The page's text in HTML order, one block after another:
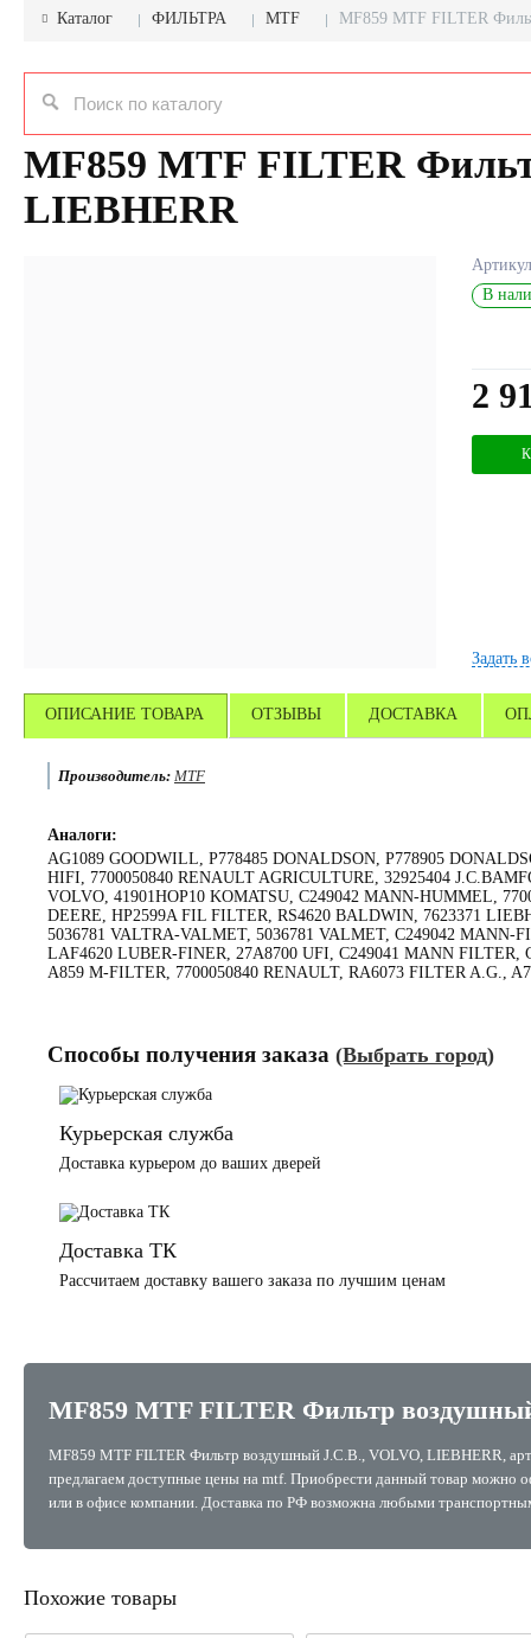
Каталог ФИЛЬТРА MTF MF859 MTF FILTER
MF859 MTF FILTER
LIEBHERR
В
2
Задать
ОПИСАНИЕ ТОВАРА ОТЗЫВЫ ДОСТАВКА
Производитель: MTF
Аналоги:
AG1089 GOODWILL, P778485 DONALDSON, P778905
HIFI, 7700050840 RENAULT AGRICULTURE, 32925404
VOLVO, 41901HOP10 KOMATSU, C249042 MANN-HUMMEL,
DEERE, HP2599A FIL FILTER, RS4620 BALDWIN, 7623371
5036781 VALTRA-VALMET, 5036781 VALMET, C249042 MANN-
LAF4620 LUBER-FINER, 27A8700 UFI, C249041 MANN FILTER,
A859 M-FILTER, 7700050840 RENAULT, RA6073 FILTER A.G.,
Способы получения заказа (Выбрать город)
Курьерская служба
Доставка курьером до ваших дверей
Доставка ТК
Рассчитаем доставку вашего заказа по лучшим ценам
MF859 MTF FILTER Фильтр
MF859 MTF FILTER Фильтр воздушный J.C.B., VOLVO, LIEBHERR,
предлагаем доступные цены на mtf. Приобрести данный товар можно
или в офисе компании. Доставка по РФ возможна любыми
Похожие товары